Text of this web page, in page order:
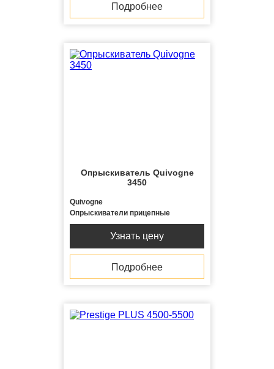
Подробнее
Опрыскиватель Quivogne
3450
Quivogne
Опрыскиватели прицепные
Узнать цену
Подробнее